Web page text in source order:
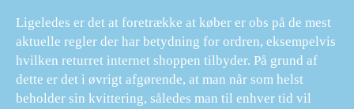
Ligeledes er det at foretrække at køber er obs på de mest
aktuelle regler der har betydning for ordren, eksempelvis
hvilken returret internet shoppen tilbyder. På grund af
dette er det i øvrigt afgørende, at man når som helst
beholder sin kvittering, således man til enhver tid vil